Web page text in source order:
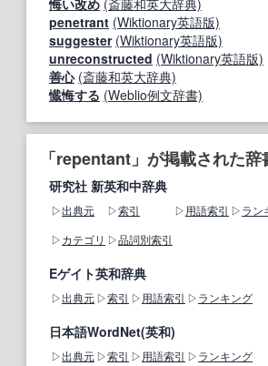
penetrant (Wiktionary英語版)
suggester (Wiktionary英語版)
unreconstructed (Wiktionary英語版)
善心 (斎藤和英大辞典)
懴悔する (Weblio例文辞書)
「repentant」が掲載された辞
研究社 新英和中辞典
出典元 索引 用語索引
ラン
カテゴリ
品詞別索引
Eゲイト英和辞典
出典元 索引 用語索引 ランキング
日本語WordNet(英和)
出典元 索引 用語索引 ランキング